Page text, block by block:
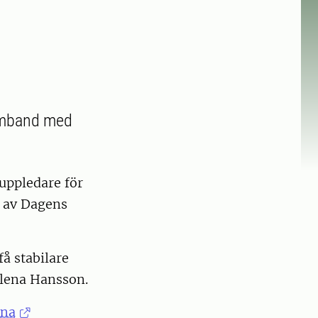
med
för
Dagens
stabilare
Hansson.